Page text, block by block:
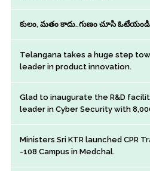
కులం, మతం కాదు..గుణం చూసి ఓటేయండి
Telangana takes a huge step
leader in product innovation.
Glad to inaugurate the R&D
leader in Cyber Security with
Ministers Sri KTR launched CPR
-108 Campus in Medchal.